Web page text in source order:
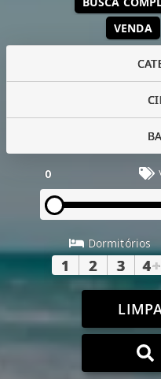
VENDA
0
Dormitórios
1 2 3 4+